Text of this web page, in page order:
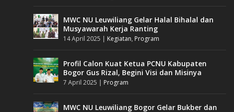
MWC NU Leuwiliang Gelar Halal Bihalal dan
Musyawarah Kerja Ranting
14 April 2025 | Kegiatan, Program
Profil Calon Kuat Ketua PCNU Kabupaten
Bogor Gus Rizal, Begini Visi dan Misinya
7 April 2025 | Program
MWC NU Leuwiliang Bogor Gelar Bukber dan